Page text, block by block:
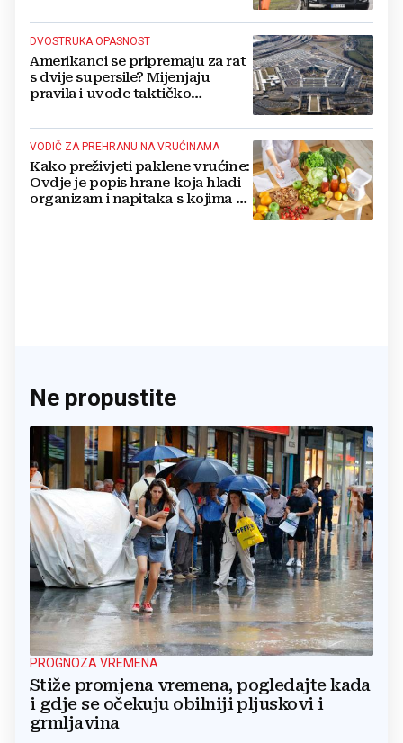
DVOSTRUKA OPASNOST
Amerikanci se pripremaju za rat
s dvije supersile? Mijenjaju
pravila i uvode taktičko
VODIČ ZA PREHRANU NA VRUĆINAMA
Kako preživjeti paklene vrućine:
Ovdje je popis hrane koja hladi
organizam i napitaka s kojima si
Ne propustite
PROGNOZA VREMENA
Stiže promjena vremena, pogledajte kada
i gdje se očekuju obilniji pljuskovi i
grmljavina